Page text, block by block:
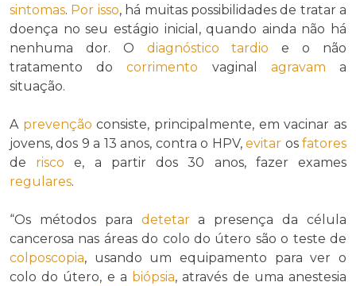
sintomas. Por isso, há muitas possibilidades de tratar a
doença no seu estágio inicial, quando ainda não há
nenhuma dor. O diagnóstico tardio e o não
tratamento docorrimento vaginal agravam a
situação.
A prevenção consiste, principalmente, em vacinar as
jovens, dos 9 a 13 anos, contra o HPV,evitar osfatores
de risco e, a partir dos 30 anos, fazer exames
regulares.
“Os métodos para detetara presença da célula
cancerosa nas áreas do colo do útero são o teste de
colposcopia, usando um equipamento para ver o
colo do útero, e a biópsia, através de uma anestesia